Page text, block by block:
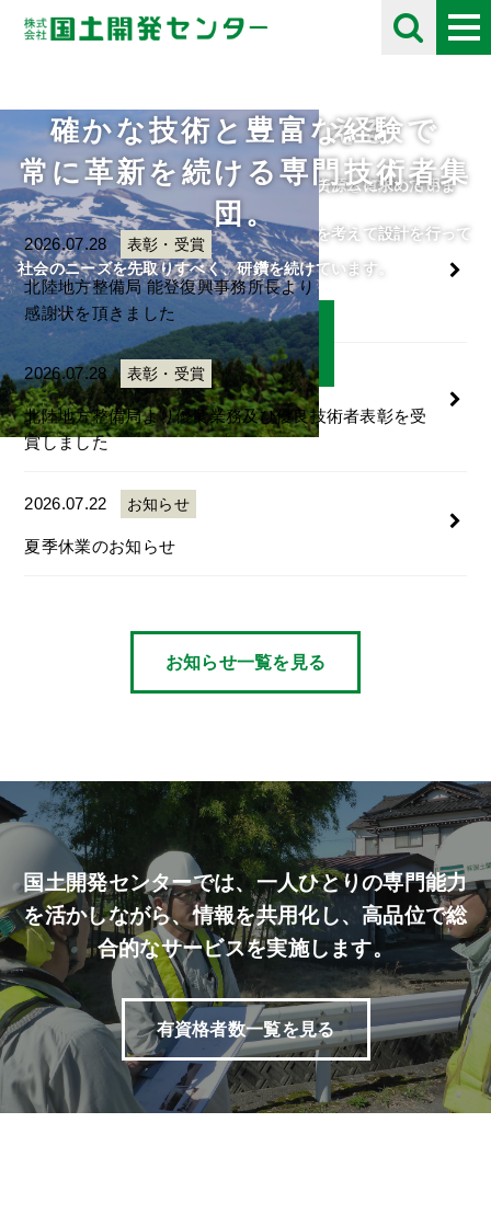
未来の自然を考える
住民や将来の子供たちのために、限られた資源を有効に活用し
て、
人・自然・環境・街との調和と未来の自然を考えて設計を行って
います。
詳細はこちら
採用情報
自分の好きな事にとことん打ち込める人をチームに求めていま
す。
ご応募をお待ちしております。
詳細はこちら
確かな技術と豊富な経験で
常に革新を続ける専門技術者集
団。
社会のニーズを先取りすべく、研鑽を続けています。
お知らせ
Information
2026.07.28 表彰・受賞
北陸地方整備局 能登復興事務所長より
感謝状を頂きました
2026.07.28 表彰・受賞
北陸地方整備局より優良業務及び優良技術者表彰を受
賞しました
2026.07.22 お知らせ
夏季休業のお知らせ
お知らせ一覧を見る
国土開発センターでは、一人ひとりの専門能力
を活かしながら、情報を共用化し、高品位で総
合的なサービスを実施します。
有資格者数一覧を見る